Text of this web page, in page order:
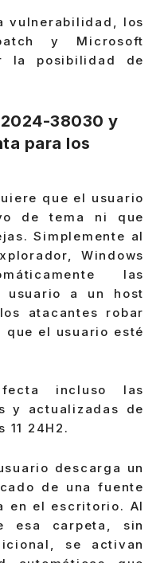
vulnerabilidad, los
y Microsoft
la posibilidad de
2024-38030 y
para los
que el usuario
de tema ni que
Simplemente al
Windows
las
usuario a un host
atacantes robar
el usuario esté
incluso las
y actualizadas de
11 24H2.
descarga un
de una fuente
en el escritorio. Al
esa carpeta, sin
se activan